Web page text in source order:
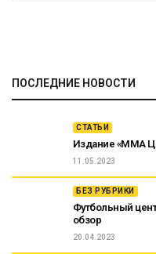
ПОСЛЕДНИЕ НОВОСТИ
СТАТЬИ
Издание «ММА
11.05.2023
БЕЗ РУБРИКИ
Футбольный
обзор
20.04.2023